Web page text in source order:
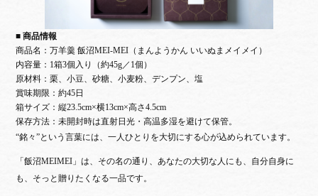
■ 商品情報
商品名：万羊羹 飯沼MEI-MEI（まんようかん いいぬまメイメイ）
内容量：1箱3個入り（約45g／1個）
原材料：栗、小豆、砂糖、小麦粉、デンプン、塩
賞味期限：約45日
箱サイズ：縦23.5cm×横13cm×高さ4.5cm
保存方法：未開封時は直射日光・高温多湿を避けて保管。
“銘々”という言葉には、一人ひとりを大切にする心が込められています。
「飯沼MEIMEI」は、その名の通り、 あなたの大切な人にも、自分自身に
も、そっと贈りたくなる一品です。